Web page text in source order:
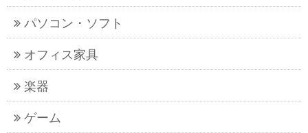
パソコン・ソフト
オフィス家具
楽器
ゲーム